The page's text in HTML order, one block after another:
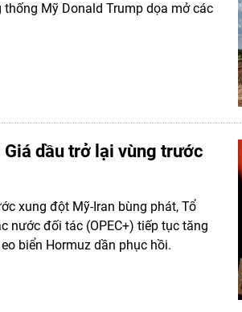
Mỹ Donald Trump dọa mở các
dầu trở lại vùng trước
xung đột Mỹ-Iran bùng phát, Tổ
nước đối tác (OPEC+) tiếp tục tăng
biển Hormuz dần phục hồi.